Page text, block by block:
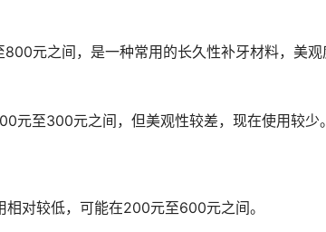
元至300元之间，但美观性较差，现在使用较少。
相对较低，可能在200元至600元之间。